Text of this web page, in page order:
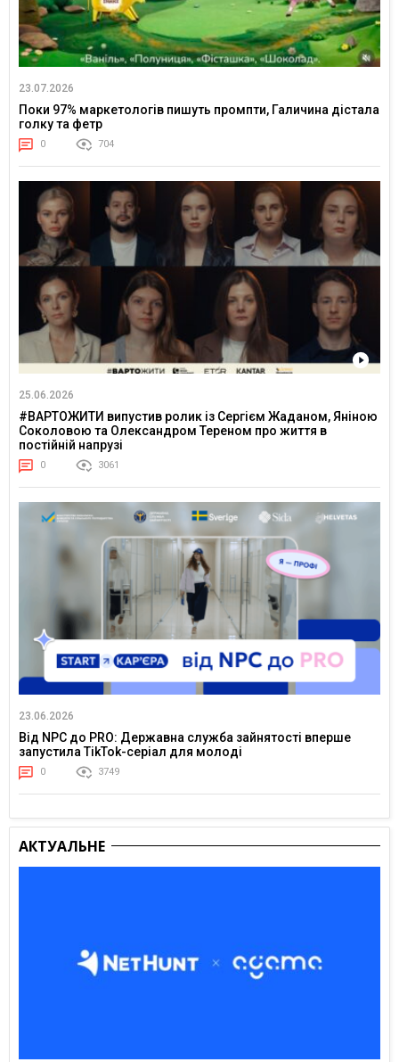
23.07.2026
Поки 97% маркетологів пишуть промпти, Галичина дістала
голку та фетр
0 704
25.06.2026
#ВАРТОЖИТИ випустив ролик із Сергієм Жаданом, Яніною
Соколовою та Олександром Тереном про життя в
постійній напрузі
0 3061
23.06.2026
Від NPC до PRO: Державна служба зайнятості вперше
запустила TikTok-серіал для молоді
0 3749
АКТУАЛЬНЕ